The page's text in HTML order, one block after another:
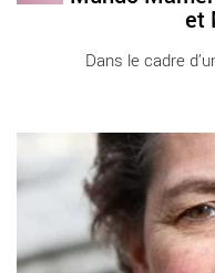
et
Marie-Christine
face aux enjeux de la
2019 Avignon